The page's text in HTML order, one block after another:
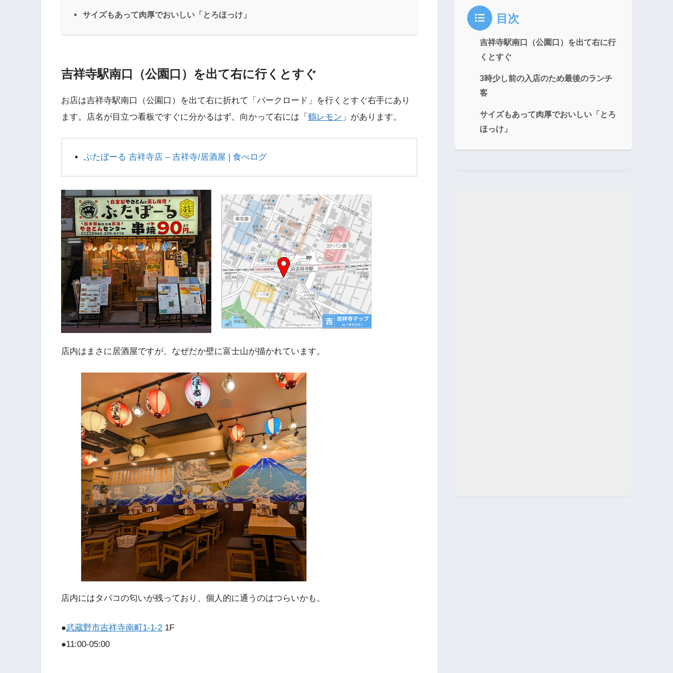
サイズもあって肉厚でおいしい「とろほっけ」
吉祥寺駅南口（公園口）を出て右に行くとすぐ
お店は吉祥寺駅南口（公園口）を出て右に折れて「パークロード」を行くとすぐ右手にあり
ます。店名が目立つ看板ですぐに分かるはず。向かって右には「 鶴レモン 」があります。
ぶたぼーる 吉祥寺店 – 吉祥寺/居酒屋 | 食べログ
店内はまさに居酒屋ですが、なぜだか壁に富士山が描かれています。
店内にはタバコの匂いが残っており、個人的に通うのはつらいかも。
●武蔵野市吉祥寺南町1-1-2 1F
●11:00-05:00
目次
吉祥寺駅南口（公園口）を出て右に行
くとすぐ
3時少し前の入店のため最後のランチ
客
サイズもあって肉厚でおいしい「とろ
ほっけ」